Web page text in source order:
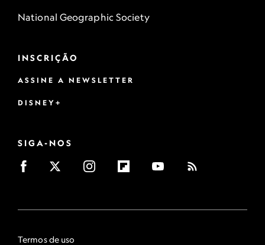
National Geographic Society
INSCRIÇÃO
ASSINE A NEWSLETTER
DISNEY+
SIGA-NOS
Termos de uso